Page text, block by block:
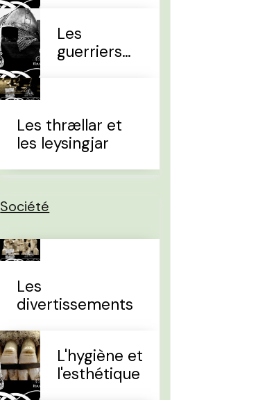
Les
guerriers
Les thrællar et
les leysingjar
Société
Les
divertissements
L'hygiène et
l'esthétique